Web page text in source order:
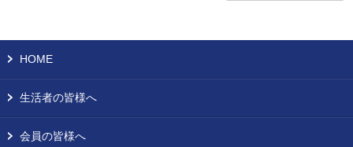
HOME
生活者の皆様へ
会員の皆様へ